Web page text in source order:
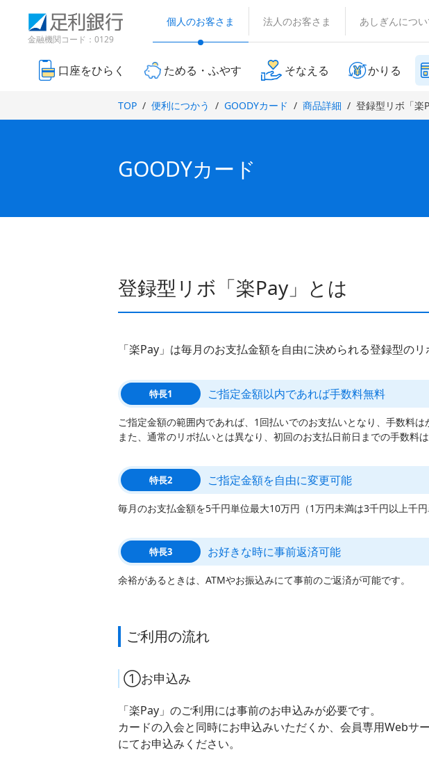
金融機関コード：0129
個人のお客さま 法人のお客さま あしぎんについ
口座をひらく ためる・ふやす そなえる かりる
き
TOP 便利につかう GOODYカード 商品詳細 登録型リボ「楽
GOODYカード
登録型リボ「楽Pay」とは
「楽Pay」は毎月のお支払金額を自由に決められる登録型のリ
特長1 ご指定金額以内であれば手数料無料
ご指定金額の範囲内であれば、1回払いでのお支払いとなり、手数料は
また、通常のリボ払いとは異なり、初回のお支払日前日までの手数料は
特長2 ご指定金額を自由に変更可能
毎月のお支払金額を5千円単位最大10万円（1万円未満は3千円以上千円
特長3 お好きな時に事前返済可能
余裕があるときは、ATMやお振込みにて事前のご返済が可能です。
ご利用の流れ
①お申込み
「楽Pay」のご利用には事前のお申込みが必要です。
カードの入会と同時にお申込みいただくか、会員専用Web
にてお申込みください。
開
開